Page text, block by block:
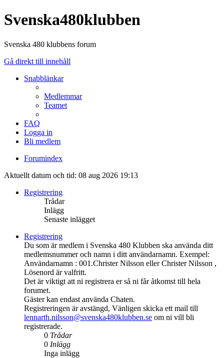
Svenska480klubben
Svenska 480 klubbens forum
Gå direkt till innehåll
Snabblänkar
Medlemmar
Teamet
FAQ
Logga in
Bli medlem
Forumindex
Aktuellt datum och tid: 08 aug 2026 19:13
Registrering
Trådar
Inlägg
Senaste inlägget
Registrering
Du som är medlem i Svenska 480 Klubben ska använda ditt
medlemsnummer och namn i ditt användarnamn. Exempel:
Användarnamn : 001.Christer Nilsson eller Christer Nilsson ,
Lösenord är valfritt.
Det är viktigt att ni registrera er så ni får åtkomst till hela
forumet.
Gäster kan endast använda Chaten.
Registreringen är avstängd, Vänligen skicka ett mail till
lennarth.nilsson@svenska480klubben.se om ni vill bli
registrerade.
0 Trådar
0 Inlägg
Inga inlägg